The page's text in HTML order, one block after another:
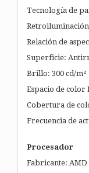
Tecnología de
Relación de
Superficie:
Brillo: 300 cd/m²
Espacio de color
Cobertura de
Frecuencia de
Procesador
Fabricante: AMD